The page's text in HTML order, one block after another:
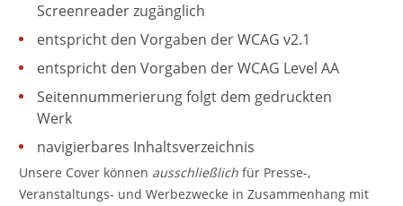
Screenreader zugänglich
entspricht den Vorgaben der WCAG v2.1
entspricht den Vorgaben der WCAG Level AA
Seitennummerierung folgt dem gedruckten
Werk
navigierbares Inhaltsverzeichnis
Unsere Cover können ausschließlichfür Presse-,
Veranstaltungs- und Werbezwecke in Zusammenhang mit